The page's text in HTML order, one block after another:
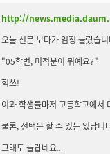
http://
오늘 신문 보다가 엄청 놀랐습
"05학번, 미적분이 뭐예요?"
헉쓰!
이과 학생들마저 고등학교에서
물론, 선택은 할 수 있는 있답니
그래도 놀랍네요...